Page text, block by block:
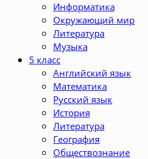
Информатика
Окружающий мир
Литература
Музыка
5 класс
Английский язык
Математика
Русский язык
История
Литература
География
Обществознание